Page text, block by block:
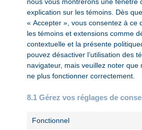
explication sur les témoins. Dès
« Accepter », vous consentez à ce
les témoins et extensions comme
contextuelle et la présente
pouvez désactiver l’utilisation des
navigateur, mais veuillez noter que
ne plus fonctionner correctement.
8.1 Gérez vos réglages de
Fonctionnel